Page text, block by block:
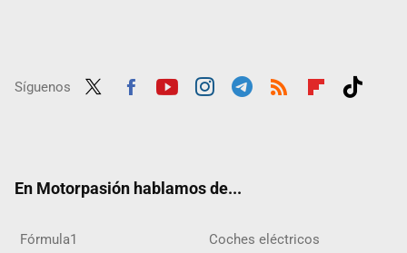
Síguenos
En Motorpasión hablamos de...
Fórmula1 Coches eléctricos